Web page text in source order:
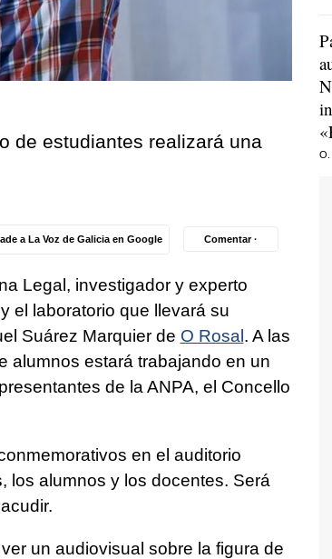
de estudiantes realizará una
a La Voz de Galicia en Google Comentar ·
Legal, investigador y experto
el laboratorio que llevará su
Suárez Marquier de O Rosal. A las
alumnos estará trabajando en un
de la ANPA, el Concello
en el auditorio
los alumnos y los docentes. Será
un audiovisual sobre la figura de
O.